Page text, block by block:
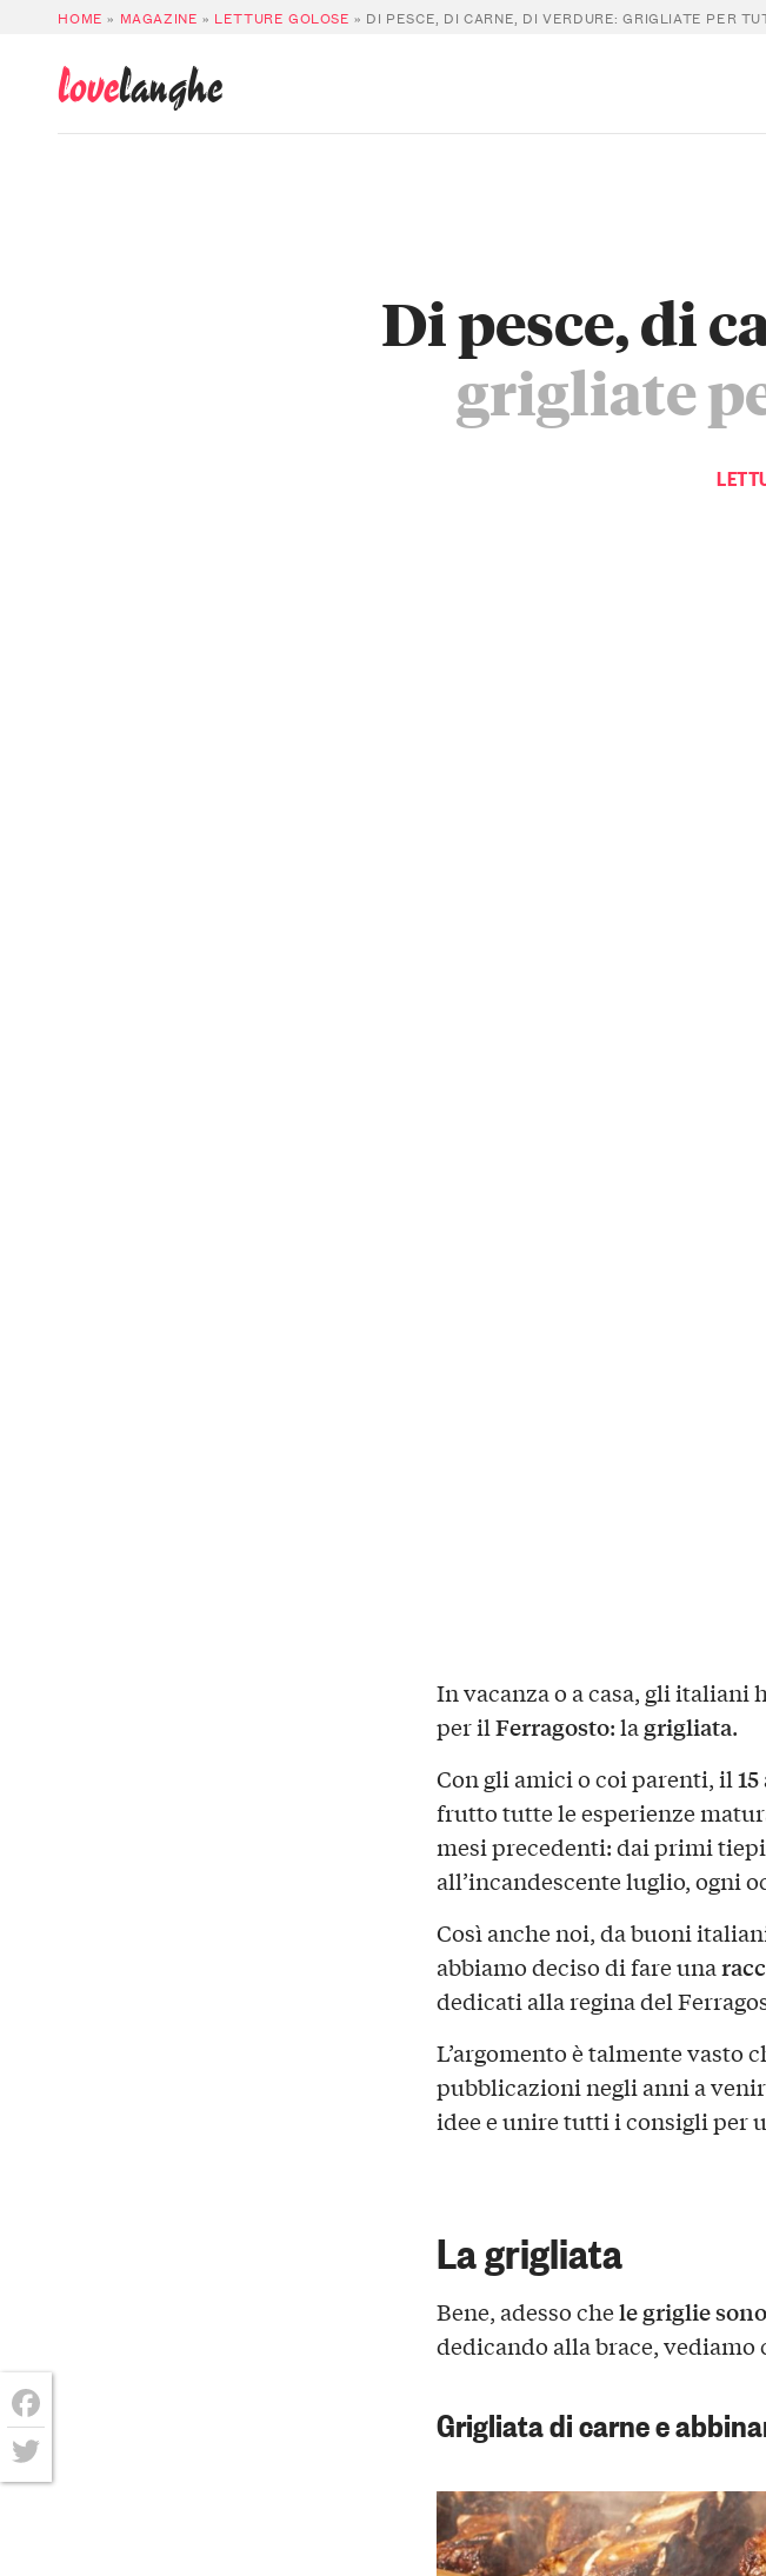
HOME » MAGAZINE » LETTURE GOLOSE » DI PESCE, DI CARNE, DI VERDURE: GRIGLIATE PER
lovelanghe
Di pesce, di
grigliate
In vacanza o a casa, gli
per ilFerragosto: la grigliata.
Con gli amici o coi parenti, il
frutto tutte le esperienze
mesi precedenti: dai primi
all’incandescente luglio, ogni
Così anche noi, da buoni
abbiamo deciso di fare una
dedicati alla regina del
L’argomento è talmente vasto
pubblicazioni negli anni a
idee e unire tutti i consigli per
La grigliata
Bene, adesso chele griglie
dedicando alla brace, vediamo
Grigliata di carne e
Facebook
Twitter